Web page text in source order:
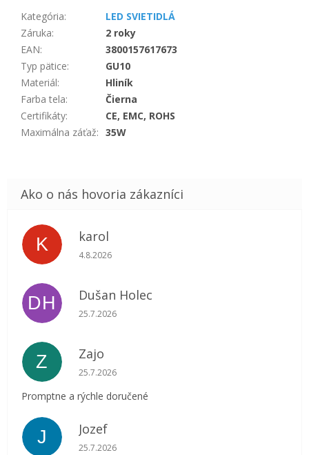
Kategória:
LED SVIETIDLÁ
Záruka:
2 roky
EAN:
3800157617673
Typ pätice:
GU10
Materiál:
Hliník
Farba tela:
Čierna
Certifikáty:
CE, EMC, ROHS
Maximálna záťaž: 35W
K karol
Hodnotenie obchodu je 5 z 5 hviezdičiek.
4.8.2026
DH Dušan Holec
Hodnotenie obchodu je 5 z 5 hviezdičiek.
25.7.2026
Z Zajo
Hodnotenie obchodu je 5 z 5 hviezdičiek.
25.7.2026
Promptne a rýchle doručené
J Jozef
Hodnotenie obchodu je 5 z 5 hviezdičiek.
25.7.2026